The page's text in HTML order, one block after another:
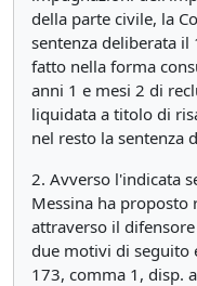
della parte civile, la
sentenza deliberata
fatto nella forma
anni 1 e mesi 2 di
liquidata a titolo di
nel resto la sentenza
2. Avverso l'indicata
Messina ha proposto
attraverso il
due motivi di seguito
173, comma 1, disp.